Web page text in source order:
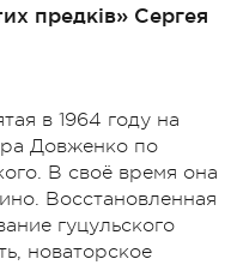
предків» Сергея
в 1964 году на
Довженко по
В своё время она
Восстановленная
гуцульского
новаторское